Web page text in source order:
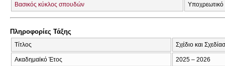
Βασικός κύκλος σπουδών
Πληροφορίες Τάξης
Τίτλος Σχέδιο και
Ακαδημαϊκό Έτος 2025 – 2026